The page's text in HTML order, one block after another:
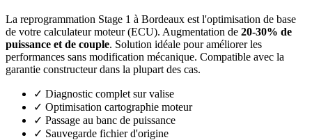
La reprogrammation Stage 1 à Bordeaux est l'optimisation de base
de votre calculateur moteur (ECU). Augmentation de 20-30% de
puissance et de couple. Solution idéale pour améliorer les
performances sans modification mécanique. Compatible avec la
garantie constructeur dans la plupart des cas.
✓ Diagnostic complet sur valise
✓ Optimisation cartographie moteur
✓ Passage au banc de puissance
✓ Sauvegarde fichier d'origine